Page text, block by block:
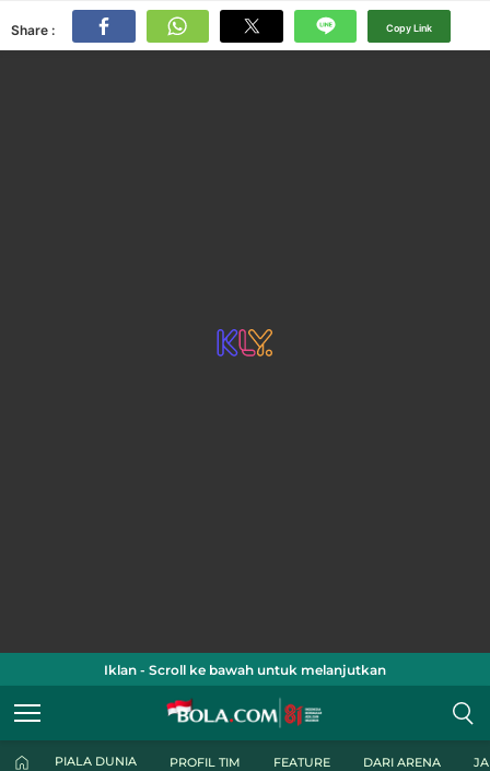
Share : Copy Link
Iklan - Scroll ke bawah untuk melanjutkan
PIALA DUNIA PROFIL TIM FEATURE DARI ARENA